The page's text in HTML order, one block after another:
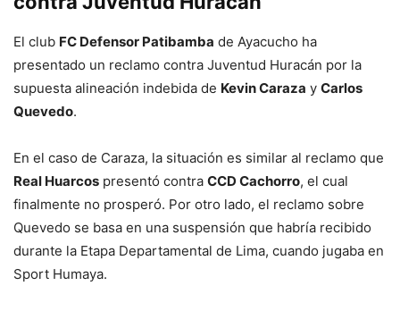
El club FC Defensor Patibamba de Ayacucho ha
presentado un reclamo contra Juventud Huracán por la
supuesta alineación indebida de Kevin Caraza y Carlos
Quevedo.
En el caso de Caraza, la situación es similar al reclamo que
Real Huarcos presentó contra CCD Cachorro, el cual
finalmente no prosperó. Por otro lado, el reclamo sobre
Quevedo se basa en una suspensión que habría recibido
durante la Etapa Departamental de Lima, cuando jugaba en
Sport Humaya.